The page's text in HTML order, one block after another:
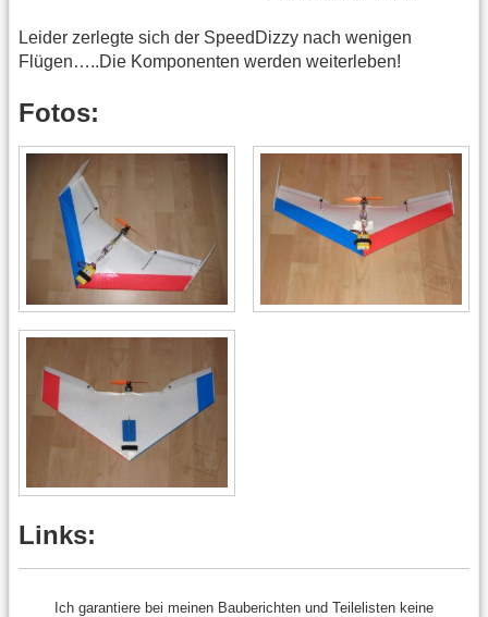
Leider zerlegte sich der SpeedDizzy nach wenigen
Flügen…..Die Komponenten werden weiterleben!
Fotos:
Links:
Ich garantiere bei meinen Bauberichten und Teilelisten keine